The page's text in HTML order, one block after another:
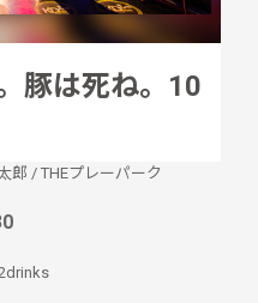
豚は死ね。10
郎 / THEプレーパーク